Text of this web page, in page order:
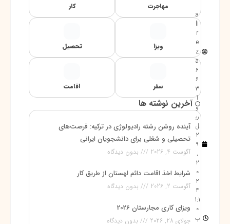
a
li
r
e
z
a
6
6
3
آ
و
ری
ل
2
9
,
2
0
2
4
1:1
0
ب
مهاجرت کار
ویزا تحصیل
سفر اقامت
آخرین نوشته ها
آینده روشن رشته رادیولوژی در ترکیه: فرصت‌های
تحصیلی و شغلی برای دانشجویان ایرانی
آگوست 4, 2026 بدون دیدگاه
شرایط اخذ اقامت دائم لهستان از طریق کار
آگوست 2, 2026 بدون دیدگاه
ویزای کاری مجارستان 2026
جولای 28, 2026 بدون دیدگاه